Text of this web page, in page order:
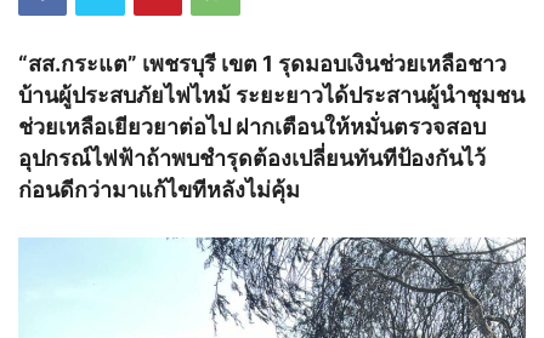
“สส.กระแต” เพชรบุรี เขต 1 รุดมอบเงินช่วยเหลือชาว
บ้านผู้ประสบภัยไฟไหม้ ระยะยาวได้ประสานผู้นำชุมชน
ช่วยเหลือเยียวยาต่อไป ฝากเตือนให้หมั่นตรวจสอบ
อุปกรณ์ไฟฟ้าถ้าพบชำรุดต้องเปลี่ยนทันทีป้องกันไว้
ก่อนดีกว่ามาแก้ไขทีหลังไม่คุ้ม